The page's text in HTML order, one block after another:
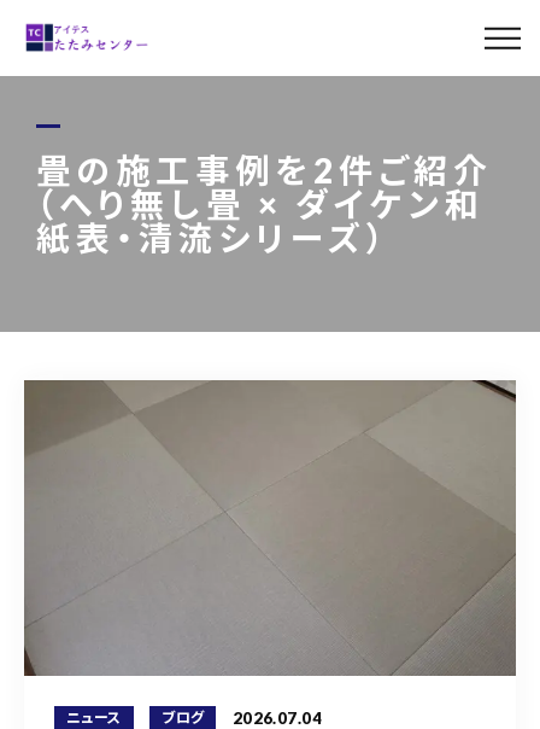
畳の施工事例を2件ご紹介
（へり無し畳 × ダイケン和
紙表・清流シリーズ）
ニュース ブログ 2026.07.04
ABOUT US
MENU
LINE UP
0120-011-842
9:30～18:00（定休日 日曜・祝日）
お問い合わせはこちら